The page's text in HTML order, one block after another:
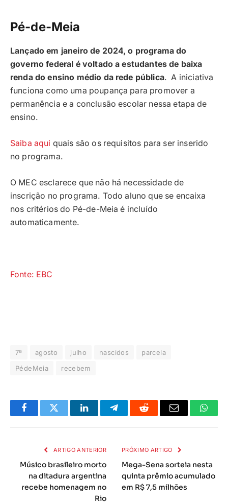
Pé-de-Meia
Lançado em janeiro de 2024, o programa do
governo federal é voltado a estudantes de baixa
renda do ensino médio da rede pública. A iniciativa
funciona como uma poupança para promover a
permanência e a conclusão escolar nessa etapa de
ensino.
Saiba aqui quais são os requisitos para ser inserido
no programa.
O MEC esclarece que não há necessidade de
inscrição no programa. Todo aluno que se encaixa
nos critérios do Pé-de-Meia é incluído
automaticamente.
Fonte: EBC
7ª agosto julho nascidos
parcela
PédeMeia
recebem
FacebookTwitter LinkedInTelegramaReddit
E-
ARTIGO ANTERIOR
Músico brasileiro morto
na ditadura argentina
recebe homenagem no
Rio
PRÓXIMO ARTIGO
Mega-Sena sorteia nesta
quinta prêmio acumulado
em R$ 7,5 milhões